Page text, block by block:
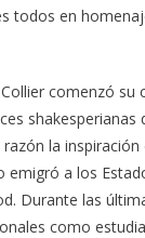
todos en
comenzó
la
emigró a los
Durante las
como